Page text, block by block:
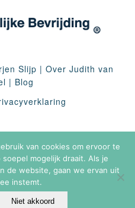
Slijp | Over Judith van
| Blog
van cookies om ervoor te
mogelijk draait. Als je
de website, gaan we ervan uit
instemt.
Niet akkoord